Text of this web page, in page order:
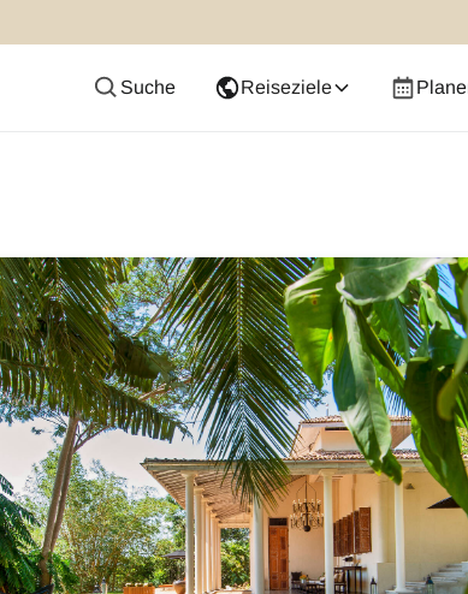
Suche Reiseziele